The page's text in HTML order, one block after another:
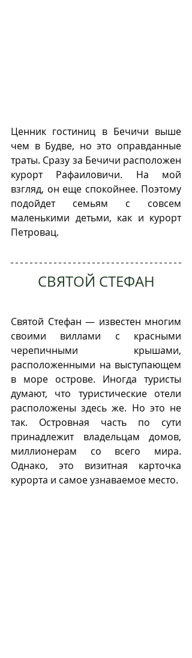
Ценник гостиниц в Бечичи выше
чем в Будве, но это оправданные
траты. Сразу за Бечичи расположен
курорт Рафаиловичи. На мой
взгляд, он еще спокойнее. Поэтому
подойдет семьям с совсем
маленькими детьми, как и курорт
Петровац.
СВЯТОЙ СТЕФАН
Святой Стефан — известен многим
своими виллами с красными
черепичными крышами,
расположенными на выступающем
в море острове. Иногда туристы
думают, что туристические отели
расположены здесь же. Но это не
так. Островная часть по сути
принадлежит владельцам домов,
миллионерам со всего мира.
Однако, это визитная карточка
курорта и самое узнаваемое место.